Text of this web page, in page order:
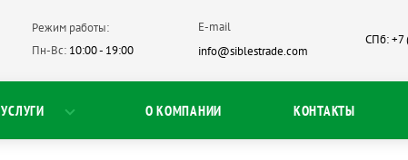
УСЛУГИ О КОМПАНИИ КОНТАКТЫ
Режим работы:
Пн-Вс: 10:00 - 19:00
E-mail
info@siblestrade.com
СПб: +7